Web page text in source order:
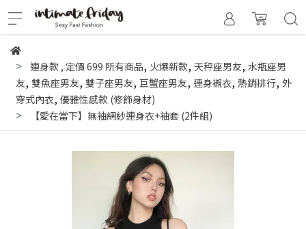
連身款 , 定價 699 所有商品, 火爆新款, 天秤座男友, 水瓶座男
友, 雙魚座男友, 雙子座男友, 巨蟹座男友, 連身襯衣, 熱銷排行, 外
穿式內衣, 優雅性感款 (修飾身材)
【愛在當下】無袖網紗連身衣+袖套 (2件組)